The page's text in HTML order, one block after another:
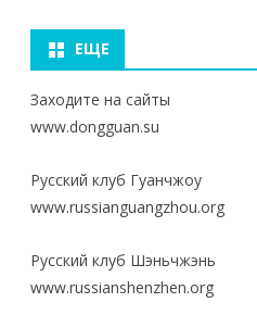
ЕЩЕ
Заходите на сайты
www.dongguan.su
Русский клуб Гуанчжоу
www.russianguangzhou.org
Русский клуб Шэньчжэнь
www.russianshenzhen.org